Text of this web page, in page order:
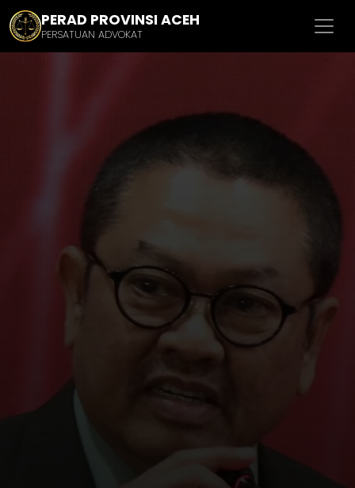
PERAD PROVINSI ACEH
PERSATUAN ADVOKAT